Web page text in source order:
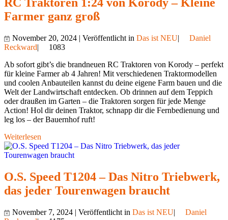
RC Traktoren 1:24 von Korody – Kleine
Farmer ganz groß
November 20, 2024 | Veröffentlicht in Das ist NEU|
Daniel
Reckward|
1083
Ab sofort gibt’s die brandneuen RC Traktoren von Korody – perfekt
für kleine Farmer ab 4 Jahren! Mit verschiedenen Traktormodellen
und coolen Anbauteilen kannst du deine eigene Farm bauen und die
Welt der Landwirtschaft entdecken. Ob drinnen auf dem Teppich
oder draußen im Garten – die Traktoren sorgen für jede Menge
Action! Hol dir deinen Traktor, schnapp dir die Fernbedienung und
leg los – der Bauernhof ruft!
Weiterlesen
O.S. Speed T1204 – Das Nitro Triebwerk,
das jeder Tourenwagen braucht
November 7, 2024 | Veröffentlicht in Das ist NEU|
Daniel